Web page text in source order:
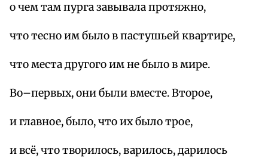
о чем там пурга завывала протяжно,
что тесно им было в пастушьей квартире,
что места другого им не было в мире.
Во–первых, они были вместе. Второе,
и главное, было, что их было трое,
и всё, что творилось, варилось, дарилось